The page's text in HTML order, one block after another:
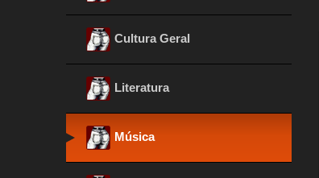
Cultura Geral
Literatura
Música